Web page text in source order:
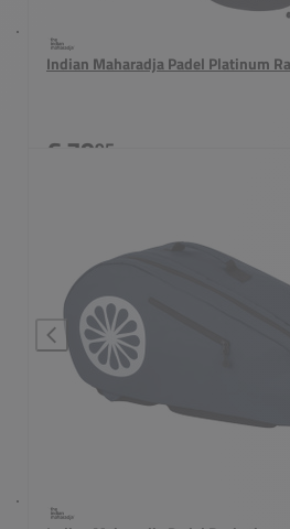
Indian Maharadja Padel Platinum
€ 7995